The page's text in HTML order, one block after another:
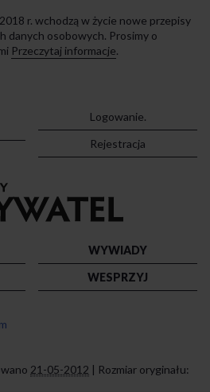
r. wchodzą w życie nowe przepisy
danych osobowych. Prosimy o
Przeczytaj informacje.
Logowanie.
Rejestracja
strony
WYWIADY
WESPRZYJ
21-05-2012 | Rozmiar oryginału: